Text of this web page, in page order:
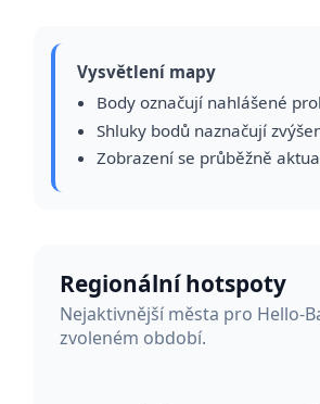
Vysvětlení mapy
Body označují nahlášené
Shluky bodů naznačují
Zobrazení se průběžně
Regionální hotspoty
Nejaktivnější města pro Hello-
zvoleném období.